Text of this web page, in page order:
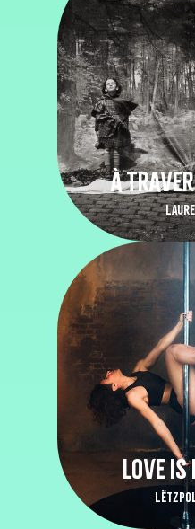
À
LOVE IS